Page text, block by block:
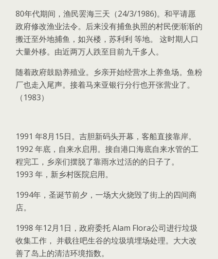
80年代期间，渔民罢海三天（24/3/1986)。和平请愿
政府修改渔业法令。后来没有捕鱼执照的村民便渐渐的
搬迁至外地捕鱼，如兴楼，苏利利 等地。 这时期人口
大量外移。由近两万人跌至目前九千多人。
随着政府鼓励养殖业。乡亲开始经营水上养鱼场。鱼粉
厂也走入尾声。接着马来亚银行分行也开张营业了。
（1983）
1991 年8月15日。吉胆新码头开幕，客船直接靠岸。
1992 年底，自来水启用。接自港口海底自来水管的工
程完工，乡亲们摆脱了靠雨水过活的的日子了。
1993 年，新乡村医院启用。
1994年，圣诞节前夕，一场大火烧毁了街上的四间商
店。
1998 年12月1日，政府委托 Alam Flora公司进行垃圾
收集工作， 并载往吧生谷的垃圾填埋场处理。大大改
善了岛上的清洁环境指数。